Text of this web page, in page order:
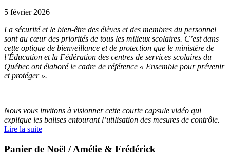
5 février 2026
La sécurité et le bien-être des élèves et des membres du personnel
sont au cœur des priorités de tous les milieux scolaires. C’est dans
cette optique de bienveillance et de protection que le ministère de
l’Éducation et la Fédération des centres de services scolaires du
Québec ont élaboré le cadre de référence « Ensemble pour prévenir
et protéger ».
Nous vous invitons à visionner cette courte capsule vidéo qui
explique les balises entourant l’utilisation des mesures de contrôle.
Lire la suite
Panier de Noël / Amélie & Frédérick